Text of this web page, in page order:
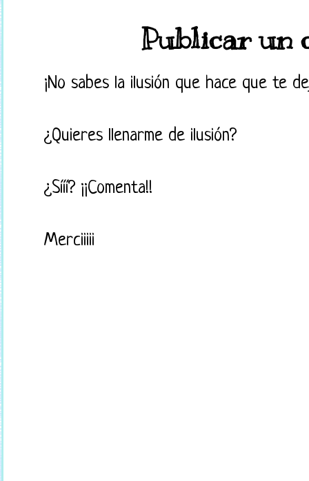
Publicar un
¡No sabes la ilusión que hace que te
¿Quieres llenarme de ilusión?
¿Sííí? ¡¡Comenta!!
Merciiiii